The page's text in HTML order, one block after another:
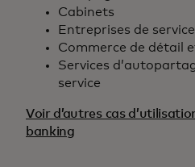
Cabinets
Entreprises de
Commerce de détail
Services
service
Voir d’autres cas
banking